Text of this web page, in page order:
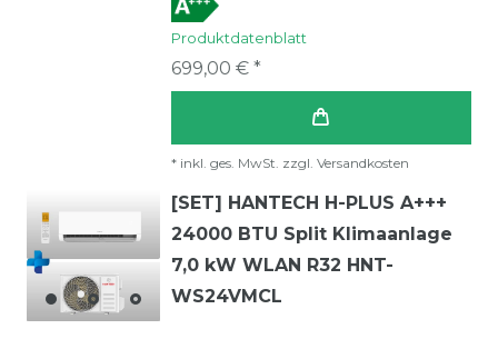
Produktdatenblatt
699,00 € *
* inkl. ges. MwSt. zzgl. Versandkosten
[SET] HANTECH H-PLUS A+++
24000 BTU Split Klimaanlage
7,0 kW WLAN R32 HNT-
WS24VMCL